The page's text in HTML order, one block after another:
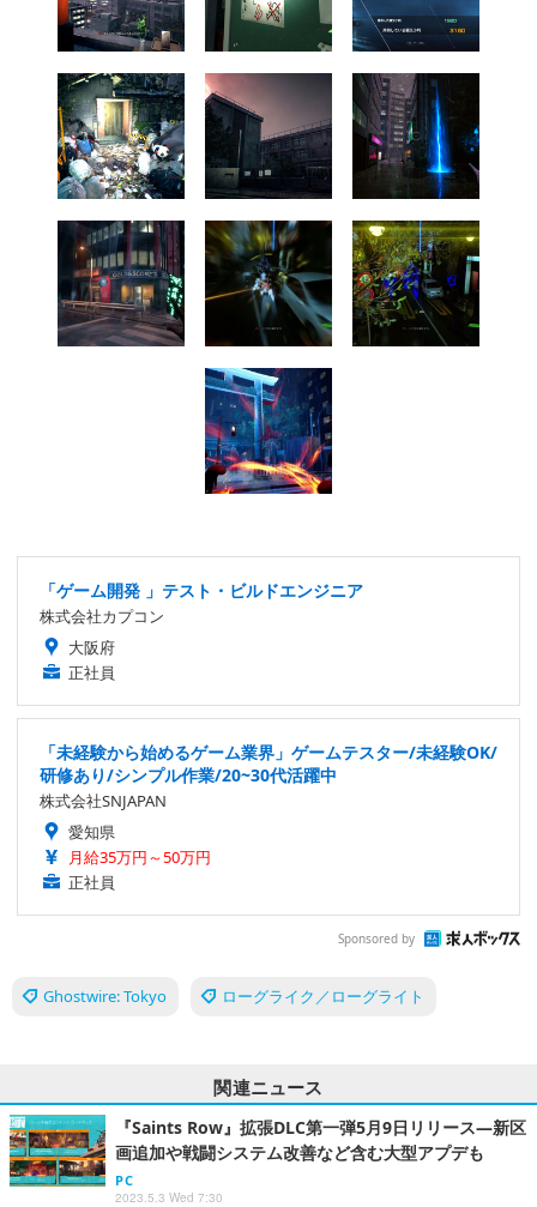
「ゲーム開発 」テスト・ビルドエンジニア
株式会社カプコン
大阪府
正社員
「未経験から始めるゲーム業界」ゲームテスター/未経験OK/
研修あり/シンプル作業/20~30代活躍中
株式会社SNJAPAN
愛知県
月給35万円～50万円
正社員
Sponsored by
Ghostwire: Tokyo ローグライク／ローグライト
関連ニュース
『Saints Row』拡張DLC第一弾5月9日リリース―新区
画追加や戦闘システム改善など含む大型アプデも
PC
2023.5.3 Wed 7:30